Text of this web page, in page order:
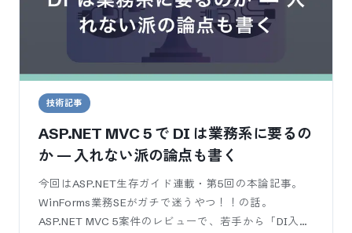
技術記事
ASP.NET MVC 5 で DI は業務系に要るの
か — 入れない派の論点も書く
今回はASP.NET生存ガイド連載・第5回の本論記事。
WinForms業務SEがガチで迷うやつ！！の話。
ASP.NET MVC 5案件のレビューで、若手から「DI入れ